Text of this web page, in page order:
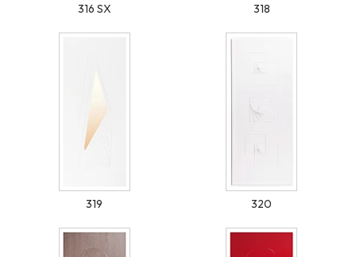
316 SX 318
319 320